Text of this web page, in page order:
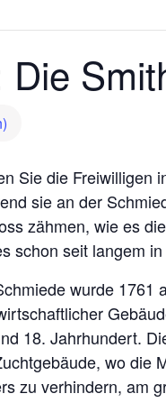
Die
Sie die Freiwilligen
sie an der
zähmen, wie es
schon seit langem
wurde 1761
18. Jahrhundert.
wo die
zu verhindern, am